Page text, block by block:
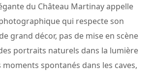
du Château Martinay appelle
qui respecte son
grand décor, pas de mise en scène
portraits naturels dans la lumière
moments spontanés dans les caves,